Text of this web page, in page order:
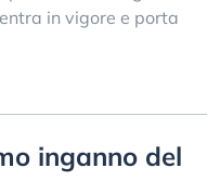
in vigore e porta
inganno del